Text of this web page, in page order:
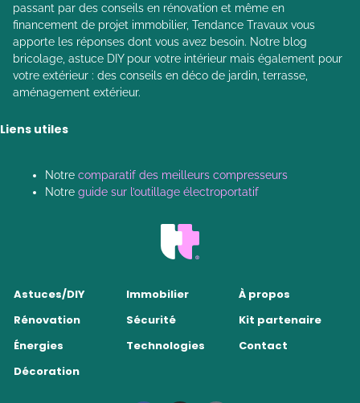
passant par des conseils en rénovation et même en
financement de projet immobilier, Tendance Travaux vous
apporte les réponses dont vous avez besoin. Notre blog
bricolage, astuce DIY pour votre intérieur mais également pour
votre extérieur : des conseils en déco de jardin, terrasse,
aménagement extérieur.
Liens utiles
Notre comparatif des meilleurs compresseurs
Notre guide sur l’outillage électroportatif
Astuces/DIY
Rénovation
Énergies
Décoration
Immobilier
Sécurité
Technologies
À propos
Kit partenaire
Contact